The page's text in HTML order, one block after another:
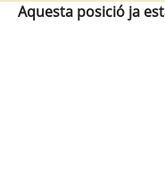
Aquesta posició ja